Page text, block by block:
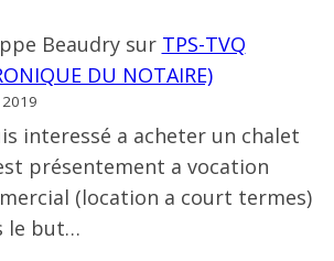
Beaudrysur TPS-TVQ
DU NOTAIRE)
interessé a acheter un chalet
présentement a vocation
(location a court termes)
le but…